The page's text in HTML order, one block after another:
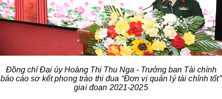
Đồng chí Đại úy Hoàng Thị Thu Nga - Trưởng ban Tài chính
báo cáosơ kết phong trào thi đua “Đơn vị quản lý tài chính tốt”
giai đoạn 2021-2025